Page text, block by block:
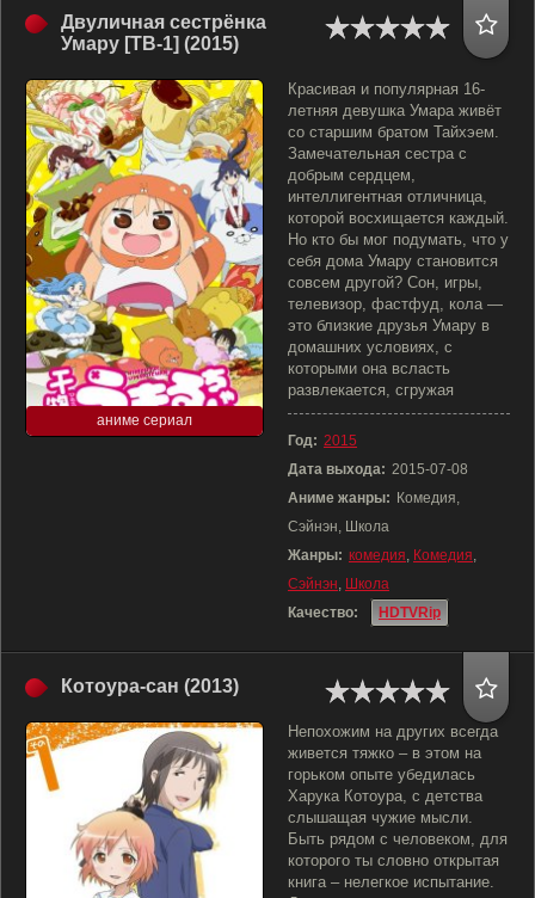
Двуличная сестрёнка
Умару [ТВ-1] (2015)
аниме сериал
Красивая и популярная 16-
летняя девушка Умара живёт
со старшим братом Тайхэем.
Замечательная сестра с
добрым сердцем,
интеллигентная отличница,
которой восхищается каждый.
Но кто бы мог подумать, что у
себя дома Умару становится
совсем другой? Сон, игры,
телевизор, фастфуд, кола —
это близкие друзья Умару в
домашних условиях, с
которыми она всласть
развлекается, сгружая
Год: 2015
Дата выхода: 2015-07-08
Аниме жанры: Комедия,
Сэйнэн, Школа
Жанры: комедия, Комедия,
Сэйнэн, Школа
Качество:
HDTVRip
Котоура-сан (2013)
Непохожим на других всегда
живется тяжко – в этом на
горьком опыте убедилась
Харука Котоура, с детства
слышащая чужие мысли.
Быть рядом с человеком, для
которого ты словно открытая
книга – нелегкое испытание.